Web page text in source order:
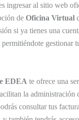
ingresar al sitio web
de Oficina Virtual
si ya tienes una
gestionar
EDEA te ofrece una
la administración
consultar tus